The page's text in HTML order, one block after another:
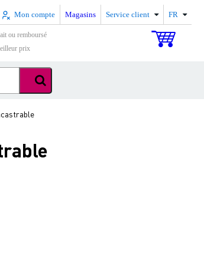
Mon compte Magasins Service client FR
ou remboursé
prix